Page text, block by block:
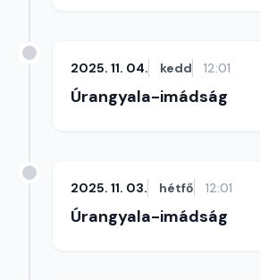
2025. 11. 04. kedd 12:01
Úrangyala-imádság
2025. 11. 03. hétfő 12:01
Úrangyala-imádság